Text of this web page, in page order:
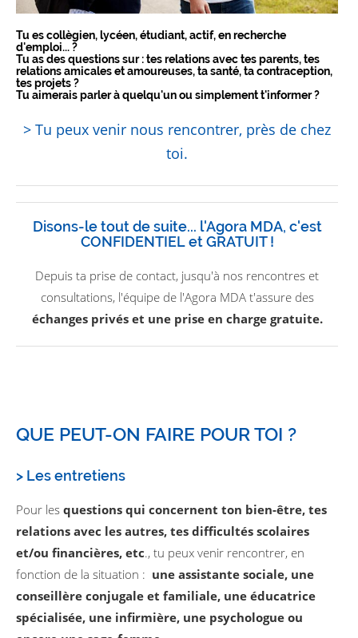
Tu es collègien, lycéen, étudiant, actif, en recherche
d'emploi... ?
Tu as des questions sur : tes relations avec tes parents, tes
relations amicales et amoureuses, ta santé, ta contraception,
tes projets ?
Tu aimerais parler à quelqu'un ou simplement t'informer ?
> Tu peux venir nous rencontrer, près de chez
toi.
Disons-le tout de suite... l'Agora MDA, c'est
CONFIDENTIEL et GRATUIT !
Depuis ta prise de contact, jusqu'à nos rencontres et
consultations, l'équipe de l'Agora MDA t'assure des
échanges privés et une prise en charge gratuite.
QUE PEUT-ON FAIRE POUR TOI ?
> Les entretiens
Pour les questions qui concernent ton bien-être, tes
relations avec les autres, tes difficultés scolaires
et/ou financières, etc., tu peux venir rencontrer, en
fonction de la situation : une assistante sociale, une
conseillère conjugale et familiale, une éducatrice
spécialisée, une infirmière, une psychologue ou